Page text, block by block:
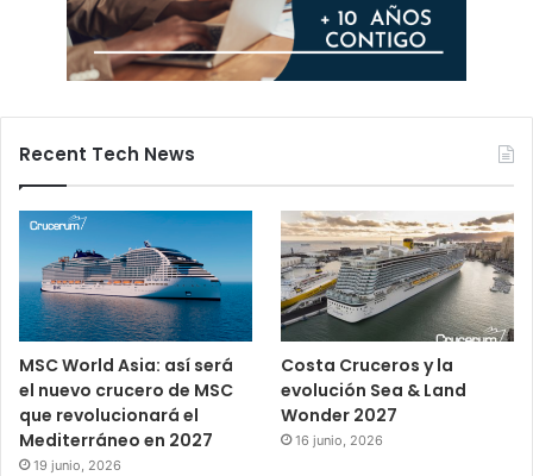
Recent Tech News
MSC World Asia: así será
el nuevo crucero de MSC
que revolucionará el
Mediterráneo en 2027
19 junio, 2026
Costa Cruceros y la
evolución Sea & Land
Wonder 2027
16 junio, 2026